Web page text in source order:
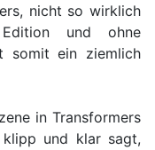
nicht so wirklich
und ohne
somit ein ziemlich
in Transformers
klipp und klar sagt,